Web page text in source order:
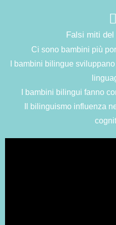
Falsi miti
Ci sono bambini più
I bambini bilingue
I bambini bilingui fanno
Il bilinguismo influenza